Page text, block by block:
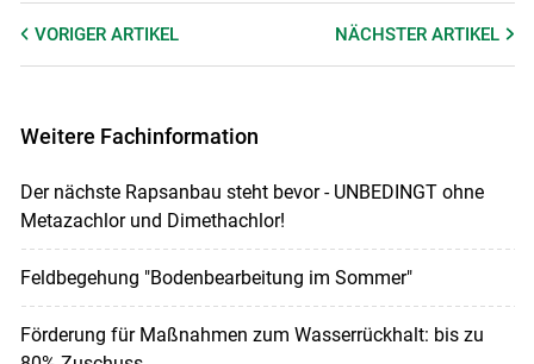
VORIGER ARTIKEL NÄCHSTERARTIKEL
Weitere Fachinformation
Der nächste Rapsanbau steht bevor - UNBEDINGT ohne
Metazachlor und Dimethachlor!
Feldbegehung "Bodenbearbeitung im Sommer"
Förderung für Maßnahmen zum Wasserrückhalt: bis zu